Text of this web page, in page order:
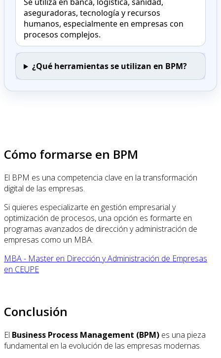
aseguradoras, tecnología y recursos
humanos, especialmente en empresas con
procesos complejos.
¿Qué herramientas se utilizan en BPM?
Cómo formarse en BPM
El BPM es una competencia clave en la transformación
digital de las empresas.
Si quieres especializarte en gestión empresarial y
optimización de procesos, una opción es formarte en
programas avanzados de dirección y administración de
empresas como un MBA.
MBA - Master en Dirección y Administración de Empresas
en CEUPE
Conclusión
El Business Process Management (BPM) es una pieza
fundamental en la evolución de las empresas modernas.